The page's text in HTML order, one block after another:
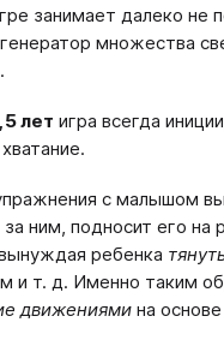
занимает далеко не
множества
лет игра всегда
с малышом
за ним, подносит его на
ребенка
и т. д. Именно таким
движениями на